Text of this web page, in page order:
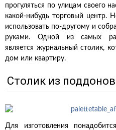
прогуляться по улицам своего
какой-нибудь торговый центр.
использовать по-другому и
руками. Одной из самых
является журнальный столик,
дом или квартиру.
Столик из
Для изготовления